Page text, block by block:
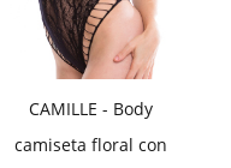
CAMILLE - Body
camiseta floral con